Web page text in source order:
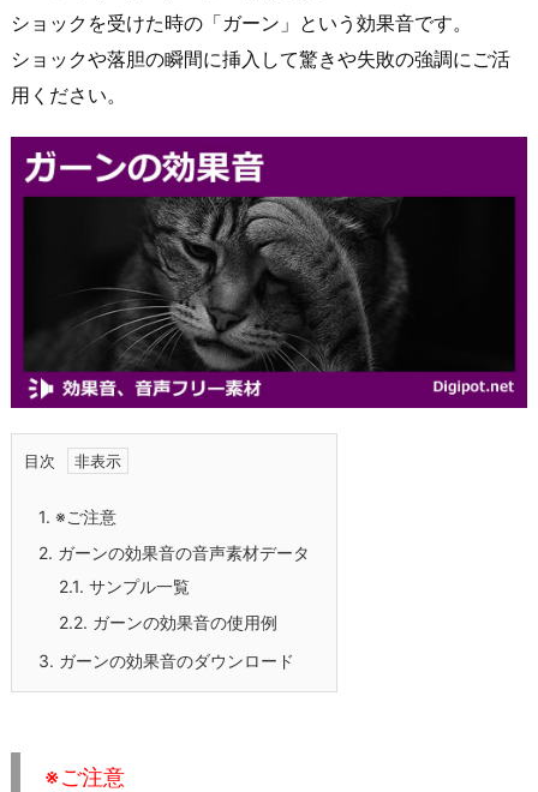
ショックを受けた時の「ガーン」という効果音です。
ショックや落胆の瞬間に挿入して驚きや失敗の強調にご活
用ください。
目次
1. ※ご注意
2. ガーンの効果音の音声素材データ
2.1. サンプル一覧
2.2. ガーンの効果音の使用例
3. ガーンの効果音のダウンロード
※ご注意